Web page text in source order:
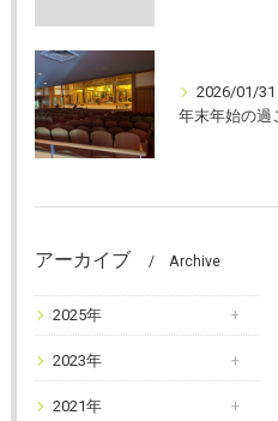
2026/01/31
年末年始の過
アーカイブ Archive
2025年
2023年
2021年